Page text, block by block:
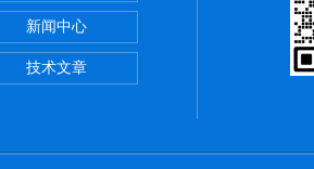
新闻中心
技术文章